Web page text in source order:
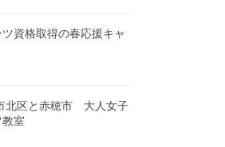
資格取得の春応援キャ
北区と赤穂市 大人女子
室